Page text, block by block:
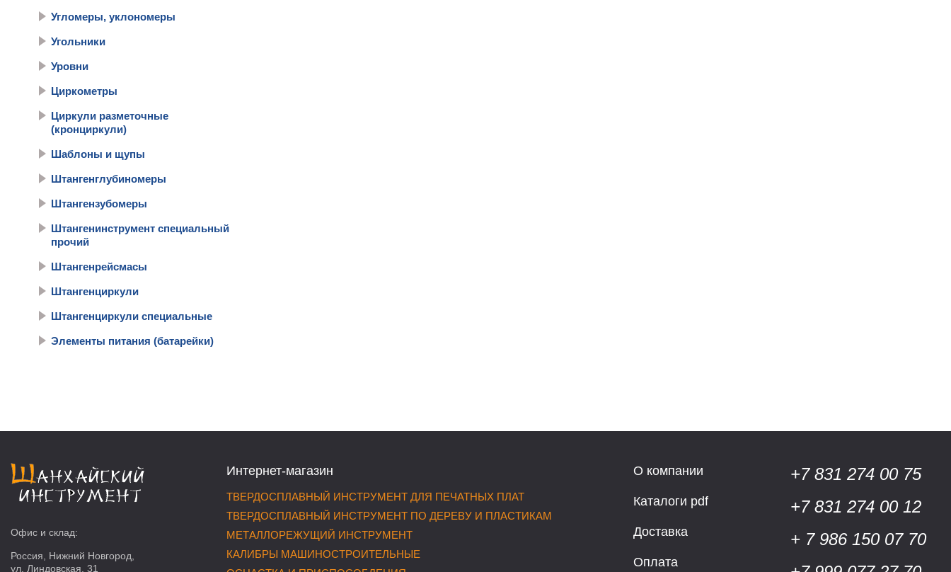
Угломеры, уклономеры
Угольники
Уровни
Циркометры
Циркули разметочные
(кронциркули)
Шаблоны и щупы
Штангенглубиномеры
Штангензубомеры
Штангенинструмент специальный
прочий
Штангенрейсмасы
Штангенциркули
Штангенциркули специальные
Элементы питания (батарейки)
Офис и склад:
Россия, Нижний Новгород,
ул. Линдовская, 31
Интернет-магазин
ТВЕРДОСПЛАВНЫЙ ИНСТРУМЕНТ ДЛЯ ПЕЧАТНЫХ ПЛАТ
ТВЕРДОСПЛАВНЫЙ ИНСТРУМЕНТ ПО ДЕРЕВУ И ПЛАСТИКАМ
МЕТАЛЛОРЕЖУЩИЙ ИНСТРУМЕНТ
КАЛИБРЫ МАШИНОСТРОИТЕЛЬНЫЕ
О компании
Каталоги pdf
Доставка
Оплата
+7 831 274 00 75
+7 831 274 00 12
+ 7 986 150 07 70